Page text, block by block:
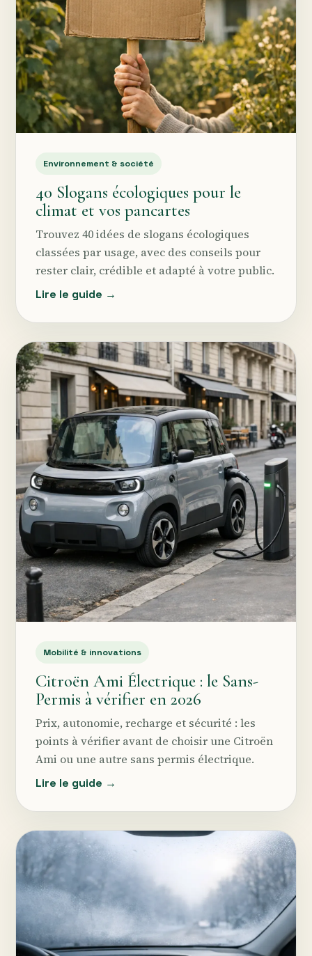
Environnement & société
40 Slogans écologiques pour le
climat et vos pancartes
Trouvez 40 idées de slogans écologiques
classées par usage, avec des conseils pour
rester clair, crédible et adapté à votre public.
Lire le guide →
Mobilité & innovations
Citroën Ami Électrique : le Sans-
Permis à vérifier en 2026
Prix, autonomie, recharge et sécurité : les
points à vérifier avant de choisir une Citroën
Ami ou une autre sans permis électrique.
Lire le guide →